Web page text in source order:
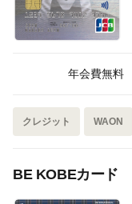
年会費無料
クレジット WAON
BE KOBEカード